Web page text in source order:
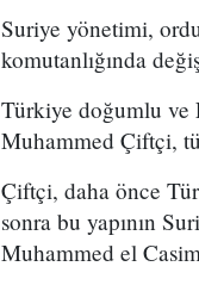
Suriye yönetimi,
komutanlığında
Türkiye doğumlu ve
Muhammed Çiftçi,
Çiftçi, daha önce
sonra bu yapının
Muhammed el